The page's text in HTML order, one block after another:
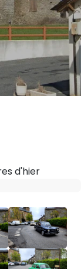
d'hier